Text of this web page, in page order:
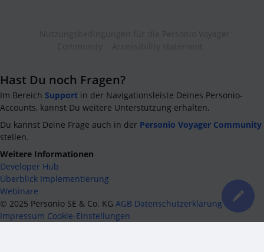
Hast Du noch Fragen?
Im Bereich Support in der Navigationsleiste Deines Personio-
Accounts, kannst Du weitere Unterstützung erhalten.
Du kannst Deine Frage auch in der Personio Voyager Community
stellen.
Weitere Informationen
Developer Hub
Überblick Implementierung
Webinare
© 2025 Personio SE & Co. KG AGB Datenschutzerklärung
Impressum Cookie-Einstellungen